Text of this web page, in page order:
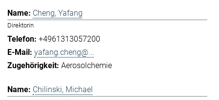
Cheng, Yafang
Direktorin
+4961313057200
yafang.cheng@...
Aerosolchemie
Chilinski, Michael